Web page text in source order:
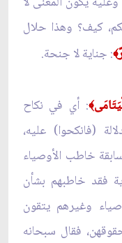
كيف؟ وهذا حلال
﴾: جناية لا جنحة.
﴾: أي في نكاح
(فانكحوا) عليه،
خاطب الأوصياء
فقد خاطبهم بشأن
وغيرهم يتقون
فقال سبحانه